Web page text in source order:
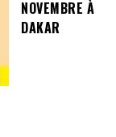
NOVEMBRE À
DAKAR